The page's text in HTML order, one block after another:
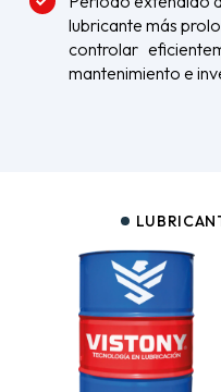
lubricante más
controlar
mantenimiento e